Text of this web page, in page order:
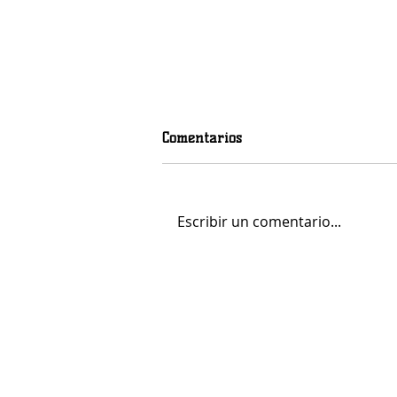
Comentarios
Escribir un comentario...